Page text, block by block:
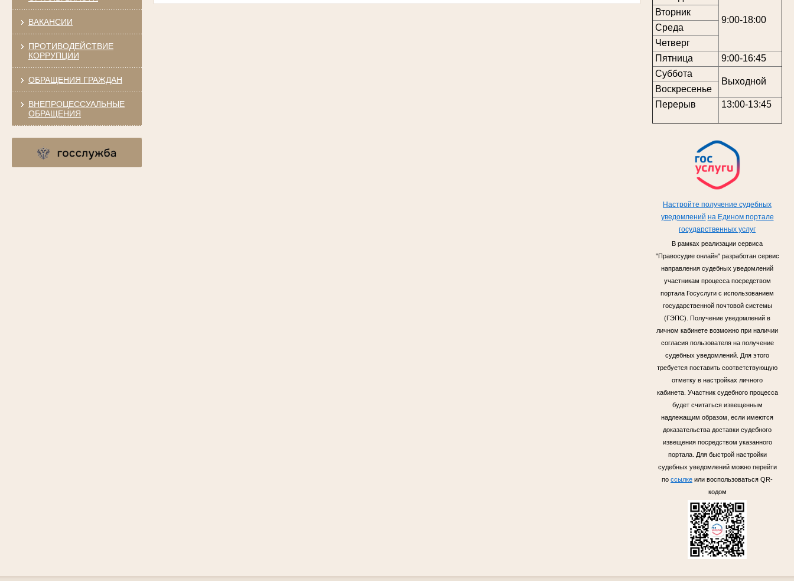
ВАКАНСИИ
ПРОТИВОДЕЙСТВИЕ
КОРРУПЦИИ
ОБРАЩЕНИЯ ГРАЖДАН
ВНЕПРОЦЕССУАЛЬНЫЕ
ОБРАЩЕНИЯ
9:00-18:00
Вторник
Среда
Четверг
Пятница
9:00-16:45
Суббота
Выходной
Воскресенье
Перерыв
13:00-13:45
Настройте получение судебных
уведомлений на Едином портале
государственных услуг
В рамках реализации сервиса
"Правосудие онлайн" разработан сервис
направления судебных уведомлений
участникам процесса посредством
портала Госуслуги с использованием
государственной почтовой системы
(ГЭПС). Получение уведомлений в
личном кабинете возможно при наличии
согласия пользователя на получение
судебных уведомлений. Для этого
требуется поставить соответствующую
отметку в настройках личного
кабинета. Участник судебного процесса
будет считаться извещенным
надлежащим образом, если имеются
доказательства доставки судебного
извещения посредством указанного
портала. Для быстрой настройки
судебных уведомлений можно перейти
по ссылке или воспользоваться QR-
кодом